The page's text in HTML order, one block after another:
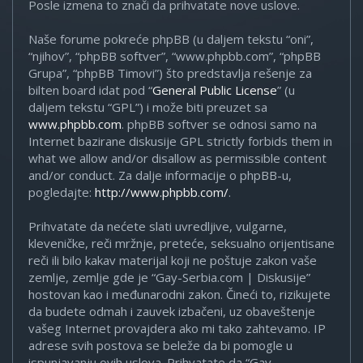
Posle izmena to znači da prihvatate nove uslove.
Naše forume pokreće phpBB (u daljem tekstu “oni”,
“njihov”, “phpBB softver”, “www.phpbb.com”, “phpBB
Grupa”, “phpBB Timovi”) što predstavlja rešenje za
bilten board idat pod “General Public License” (u
daljem tekstu “GPL”) i može biti preuzet sa
www.phpbb.com. phpBB softver se odnosi samo na
Internet bazirane diskusije GPL strictly forbids them in
what we allow and/or disallow as permissible content
and/or conduct. Za dalje informacije o phpBB-u,
pogledajte: http://www.phpbb.com/.
Prihvatate da nećete slati uvredljive, vulgarne,
kleveničke, reči mržnje, preteće, seksualno orijentisane
reči ili bilo kakav materijal koji ne poštuje zakon vaše
zemlje, zemlje gde je “Gay-Serbia.com | Diskusije”
hostovan kao i međunarodni zakon. Čineći to, rizikujete
da budete odmah i zauvek izbačeni, uz obaveštenje
vašeg Internet provajdera ako mi tako zahtevamo. IP
adrese svih postova se beleže da bi pomogle u